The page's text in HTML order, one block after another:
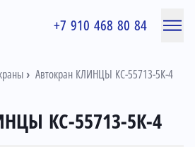
+7 910 468 80 84
Автокран КЛИНЦЫ КС-55713-5К-4
КС-55713-5К-4